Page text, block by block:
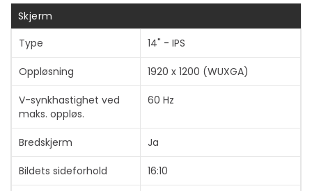
Skjerm
Type
14" - IPS
Oppløsning 1920 x 1200 (WUXGA)
V-synkhastighet ved
maks. oppløs.
60 Hz
Bredskjerm Ja
Bildets sideforhold 16:10